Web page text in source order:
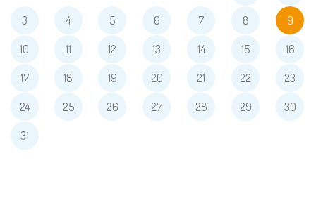
3 4 5 6 7 8 9
10 11 12 13 14 15 16
17 18 19 20 21 22 23
24 25 26 27 28 29 30
31